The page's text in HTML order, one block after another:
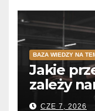
BAZA WIEDZY NA
Jakie
zależy
kalorii?
CZE 7, 2026